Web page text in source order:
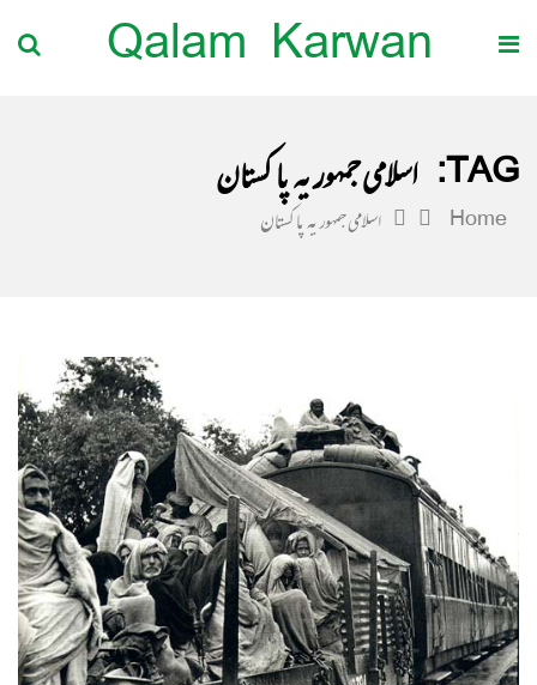
Qalam Karwan
TAG: اسلامی جمہوریہ پاکستان
Home اسلامی جمہوریہ پاکستان